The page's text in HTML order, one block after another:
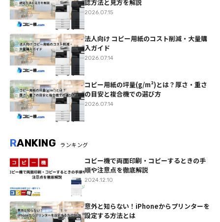
認方法と見方を解説
2026.07.15
法人向け コピー用紙のコスト削減・大量購
入ガイド
2026.07.14
コピー用紙の坪量(g/m²)とは？厚さ・重さ
の目安と複合機での選び方
2026.07.14
RANKING ランキング
コピー機で両面印刷・コピーするときの手
順や注意点を徹底解説
2024.12.10
意外と知らない！iPhoneからプリンターを
設定する方法とは